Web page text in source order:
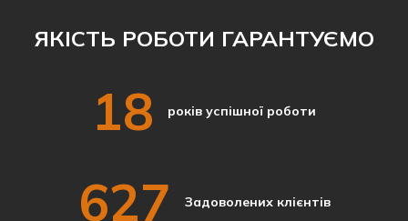
ЯКІСТЬ РОБОТИ ГАРАНТУЄМО
18 років успішної роботи
627 Задоволених клієнтів